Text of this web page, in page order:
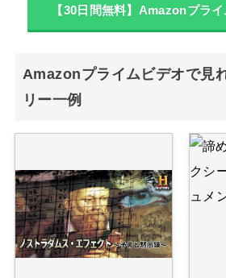
【30日間無料】Amazonプラ
Amazonプライムビデオで見
リー一例